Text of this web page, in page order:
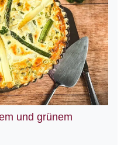
und grünem